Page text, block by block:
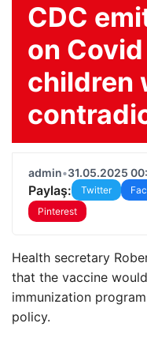
CDC
on
children
admin•31.05.2025
Paylaş: Twitter
Pinterest
Health secretary
that the vaccine
immunization
policy.